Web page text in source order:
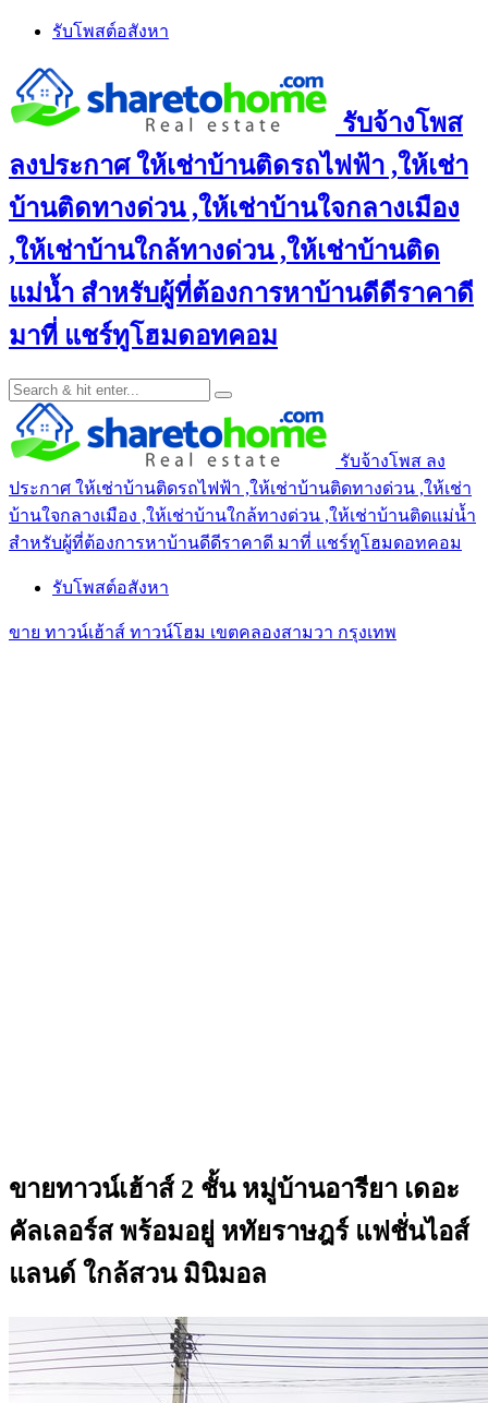
Skip
content
รับโพสต์อสังหา
รับจ้างโพส
ลงประกาศ ให้เช่าบ้านติดรถไฟฟ้า ,ให้เช่า
บ้านติดทางด่วน ,ให้เช่าบ้านใจกลางเมือง
,ให้เช่าบ้านใกล้ทางด่วน ,ให้เช่าบ้านติด
แม่น้ำ สำหรับผู้ที่ต้องการหาบ้านดีดีราคาดี
มาที่ แชร์ทูโฮมดอทคอม
รับจ้างโพส ลง
ประกาศ ให้เช่าบ้านติดรถไฟฟ้า ,ให้เช่าบ้านติดทางด่วน ,ให้เช่า
บ้านใจกลางเมือง ,ให้เช่าบ้านใกล้ทางด่วน ,ให้เช่าบ้านติดแม่น้ำ
สำหรับผู้ที่ต้องการหาบ้านดีดีราคาดี มาที่ แชร์ทูโฮมดอทคอม
รับโพสต์อสังหา
ขาย ทาวน์เฮ้าส์ ทาวน์โฮม เขตคลองสามวา กรุงเทพ
ขายทาวน์เฮ้าส์ 2 ชั้น หมู่บ้านอารียา เดอะ
คัลเลอร์ส พร้อมอยู่ หทัยราษฎร์ แฟชั่นไอส์
แลนด์ ใกล้สวน มินิมอล